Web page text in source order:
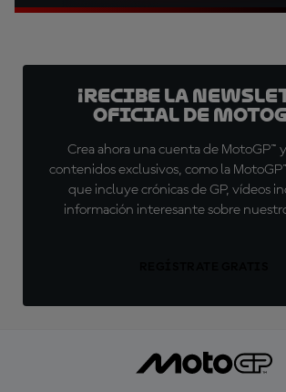
¡Recibe la
oficial de
Crea ahora una cuenta de MotoGP™
contenidos exclusivos, como la
que incluye crónicas de GP, vídeos
información interesante sobre